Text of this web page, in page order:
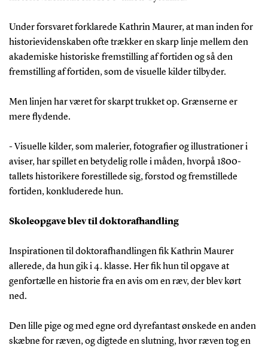
Under forsvaret forklarede Kathrin Maurer, at man inden for
historievidenskaben ofte trækker en skarp linje mellem den
akademiske historiske fremstilling af fortiden og så den
fremstilling af fortiden, som de visuelle kilder tilbyder.
Men linjen har været for skarpt trukket op. Grænserne er
mere flydende.
- Visuelle kilder, som malerier, fotografier og illustrationer i
aviser, har spillet en betydelig rolle i måden, hvorpå 1800-
tallets historikere forestillede sig, forstod og fremstillede
fortiden, konkluderede hun.
Skoleopgave blev til doktorafhandling
Inspirationen til doktorafhandlingen fik Kathrin Maurer
allerede, da hun gik i 4. klasse. Her fik hun til opgave at
genfortælle en historie fra en avis om en ræv, der blev kørt
ned.
Den lille pige og med egne ord dyrefantast ønskede en anden
skæbne for ræven, og digtede en slutning, hvor ræven tog en